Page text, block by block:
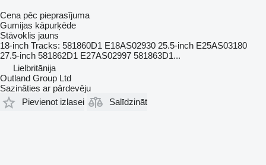
Cena pēc pieprasījuma
Gumijas kāpurķēde
Stāvoklis jauns
18-inch Tracks: 581860D1 E18AS02930 25.5-inch E25AS03180
27.5-inch 581862D1 E27AS02997 581863D1...
Lielbritānija
Outland Group Ltd
Sazināties ar pārdevēju
Pievienot izlasei
Salīdzināt